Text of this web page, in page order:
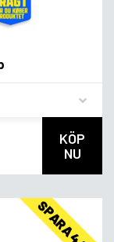
KÖP
NU